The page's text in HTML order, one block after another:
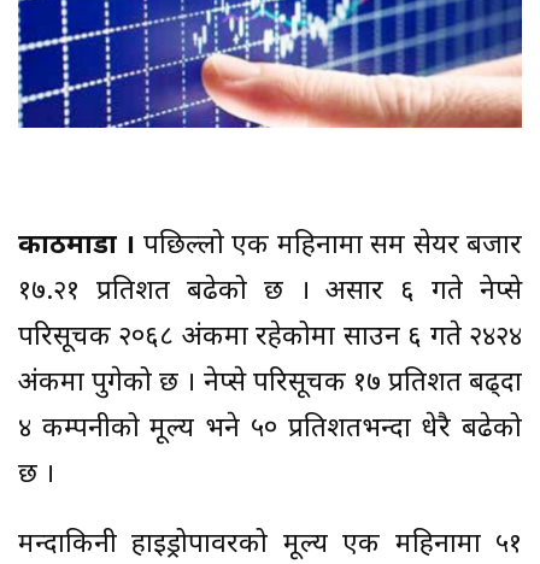
काठमाडौं । पछिल्लो एक महिनामा समग्र सेयर बजार
१७.२१ प्रतिशत बढेको छ । असार ६ गते नेप्से
परिसूचक २०६८ अंकमा रहेकोमा साउन ६ गते २४२४
अंकमा पुगेको छ । नेप्से परिसूचक १७ प्रतिशत बढ्दा
४ कम्पनीको मूल्य भने ५० प्रतिशतभन्दा धेरै बढेको
छ ।
मन्दाकिनी हाइड्रोपावरको मूल्य एक महिनामा ५१